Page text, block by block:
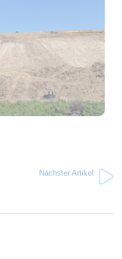
Nächster Artikel